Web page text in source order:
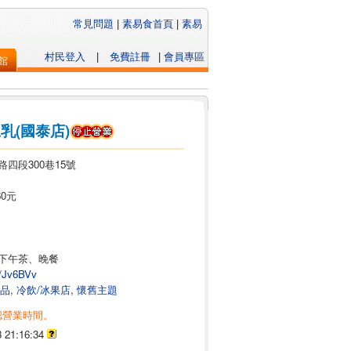
| 會員專區
免費註冊
|
村民登入
常見問題 | 素易食首頁 | 素易
(國泰店)
四段300巷15號
元
午茶、晚餐
, 冷飲/冰果店,懷舊主題
業時間。
21:16:34